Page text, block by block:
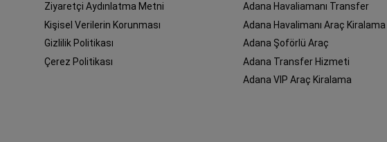
Ziyaretçi Aydınlatma Metni
Kişisel Verilerin Korunması
Gizlilik Politikası
Çerez Politikası
Adana Havaliamanı Transfer
Adana Havalimanı Araç Kiralama
Adana Şoförlü Araç
Adana Transfer Hizmeti
Adana VIP Araç Kiralama